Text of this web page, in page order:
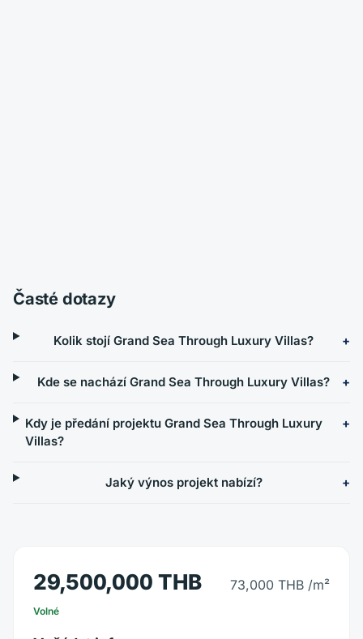
Časté dotazy
Kolik stojí Grand Sea Through Luxury Villas?
Kde se nachází Grand Sea Through Luxury Villas?
Kdy je předání projektu Grand Sea Through Luxury
Villas?
Jaký výnos projekt nabízí?
29,500,000 THB 73,000 THB /m²
Volné